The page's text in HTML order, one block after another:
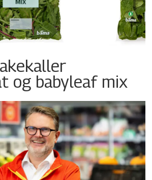
og babyleaf mix